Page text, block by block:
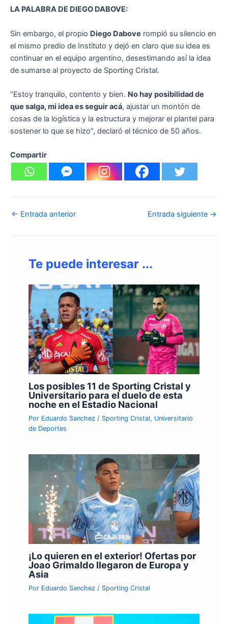
LA PALABRA DE DIEGO DABOVE:
Sin embargo, el propio Diego Dabove rompió su silencio en
el mismo predio de Instituto y dejó en claro que su idea es
continuar en el equipo argentino, desestimando así la idea
de sumarse al proyecto de Sporting Cristal.
“Estoy tranquilo, contento y bien. No hay posibilidad de
que salga, mi idea es seguir acá, ajustar un montón de
cosas de la logística y la estructura y mejorar el plantel para
sostener lo que se hizo”, declaró el técnico de 50 años.
Compartir
← Entrada anterior Entrada siguiente →
Te puede interesar ...
Los posibles 11 de Sporting Cristal y
Universitario para el duelo de esta
noche en el Estadio Nacional
Por Eduardo Sanchez/ Sporting Cristal, Universitario
de Deportes
¡Lo quieren en el exterior! Ofertas por
Joao Grimaldo llegaron de Europa y
Asia
Por Eduardo Sanchez/ Sporting Cristal